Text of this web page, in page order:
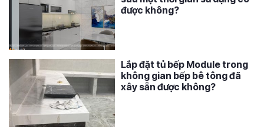
được không?
Lắp đặt tủ bếp Module trong
không gian bếp bê tông đã
xây sẵn được không?